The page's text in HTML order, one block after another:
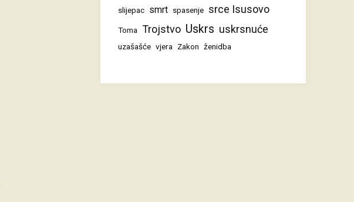
slijepac smrt spasenje srce Isusovo
Toma Trojstvo Uskrs uskrsnuće
uzašašće vjera Zakon ženidba